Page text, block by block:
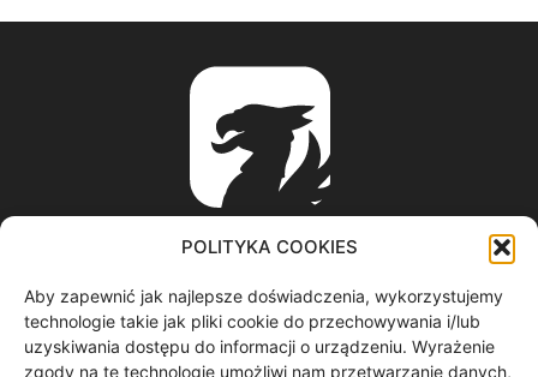
POLITYKA COOKIES
Aby zapewnić jak najlepsze doświadczenia, wykorzystujemy
technologie takie jak pliki cookie do przechowywania i/lub
uzyskiwania dostępu do informacji o urządzeniu. Wyrażenie
zgody na te technologie umożliwi nam przetwarzanie danych,
ABOUT US